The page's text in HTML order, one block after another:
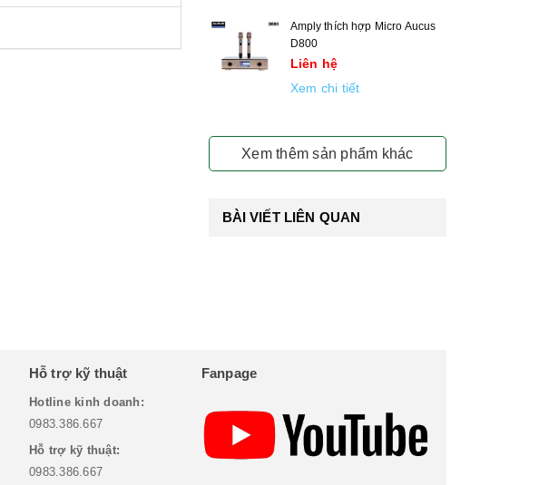
Amply thích hợp Micro Aucus
D800
Liên hệ
Xem chi tiết
Xem thêm sản phẩm khác
BÀI VIẾT LIÊN QUAN
Hỗ trợ kỹ thuật
Hotline kinh doanh:
0983.386.667
Hỗ trợ kỹ thuật:
0983.386.667
Fanpage